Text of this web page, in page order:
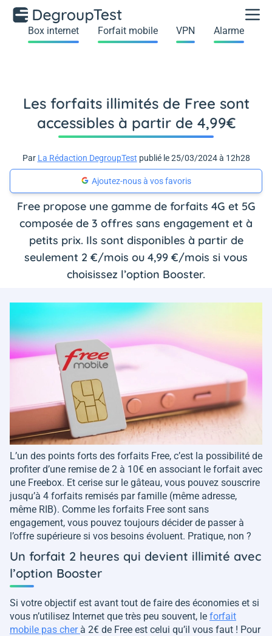
Box internet Forfait mobile VPN Alarme
Les forfaits illimités de Free sont
accessibles à partir de 4,99€
Par La Rédaction DegroupTest publié le 25/03/2024 à 12h28
Ajoutez-nous à vos favoris
Free propose une gamme de forfaits 4G et 5G
composée de 3 offres sans engagement et à
petits prix. Ils sont disponibles à partir de
seulement 2 €/mois ou 4,99 €/mois si vous
choisissez l’option Booster.
L’un des points forts des forfaits Free, c’est la possibilité de
profiter d’une remise de 2 à 10€ en associant le forfait avec
une Freebox. Et cerise sur le gâteau, vous pouvez souscrire
jusqu’à 4 forfaits remisés par famille (même adresse,
même RIB). Comme les forfaits Free sont sans
engagement, vous pouvez toujours décider de passer à
l’offre supérieure si vos besoins évoluent. Pratique, non ?
Un forfait 2 heures qui devient illimité avec
l’option Booster
Si votre objectif est avant tout de faire des économies et si
vous n’utilisez Internet que très peu souvent, le forfait
mobile pas cher à 2€ de Free est celui qu’il vous faut ! Pour